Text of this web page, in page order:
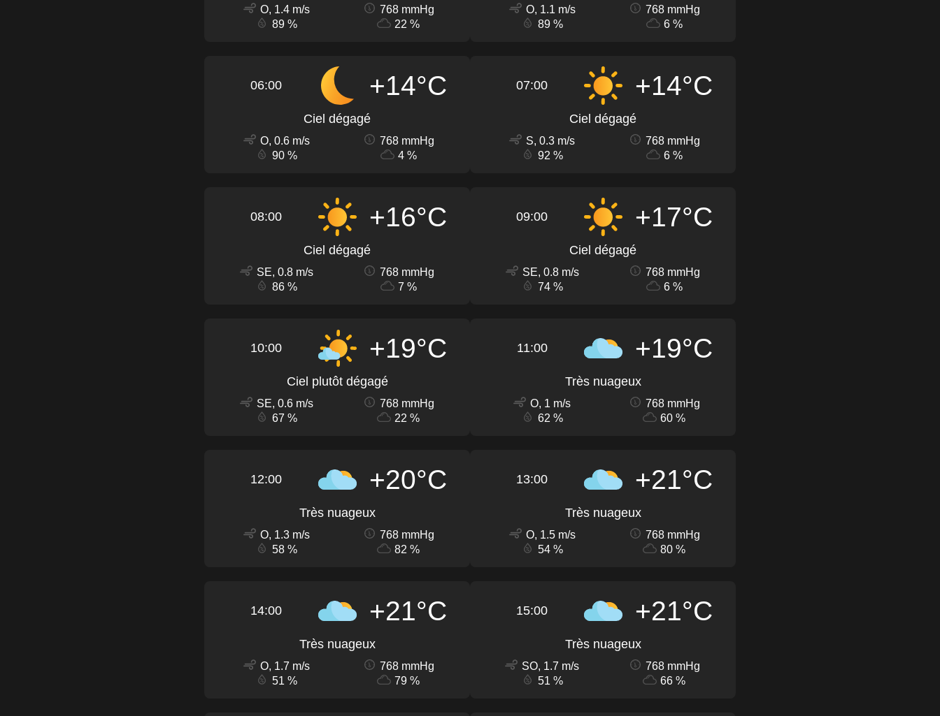
O, 1.4 m/s
768 mmHg
89 %
22 %
O, 1.1 m/s
768 mmHg
89 %
6 %
06:00 +14°C
Ciel dégagé
O, 0.6 m/s
768 mmHg
90 %
4 %
07:00 +14°C
Ciel dégagé
S, 0.3 m/s
768 mmHg
92 %
6 %
08:00 +16°C
Ciel dégagé
SE, 0.8 m/s
768 mmHg
86 %
7 %
09:00 +17°C
Ciel dégagé
SE, 0.8 m/s
768 mmHg
74 %
6 %
10:00 +19°C
Ciel plutôt dégagé
SE, 0.6 m/s
768 mmHg
67 %
22 %
11:00 +19°C
Très nuageux
O, 1 m/s
768 mmHg
62 %
60 %
12:00 +20°C
Très nuageux
O, 1.3 m/s
768 mmHg
58 %
82 %
13:00 +21°C
Très nuageux
O, 1.5 m/s
768 mmHg
54 %
80 %
14:00 +21°C
Très nuageux
O, 1.7 m/s
768 mmHg
51 %
79 %
15:00 +21°C
Très nuageux
SO, 1.7 m/s
768 mmHg
51 %
66 %